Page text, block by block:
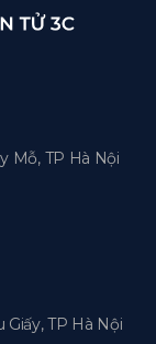
Mỗ, TP Hà Nội
Giấy, TP Hà Nội